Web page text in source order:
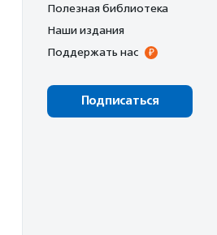
Полезная библиотека
Наши издания
Поддержать нас
Подписаться